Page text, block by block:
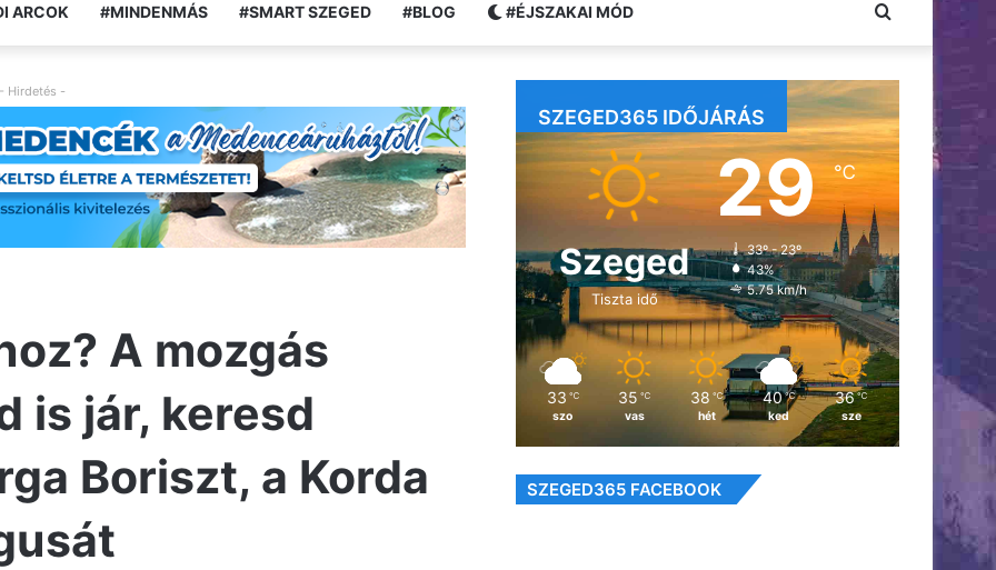
ARCOK #MINDENMÁS #SMART SZEGED #BLOG #ÉJSZAKAI MÓD Keresés:
- Hirdetés -
A mozgás
is jár, keresd
Boriszt, a Korda
SZEGED365 IDŐJÁRÁS
Szeged
Tiszta idő
29℃
33º - 23º
43%
5.75 km/h
33 ℃
szo
35 ℃
vas
38 ℃
hét
40 ℃
ked
36 ℃
sze
SZEGED365 FACEBOOK